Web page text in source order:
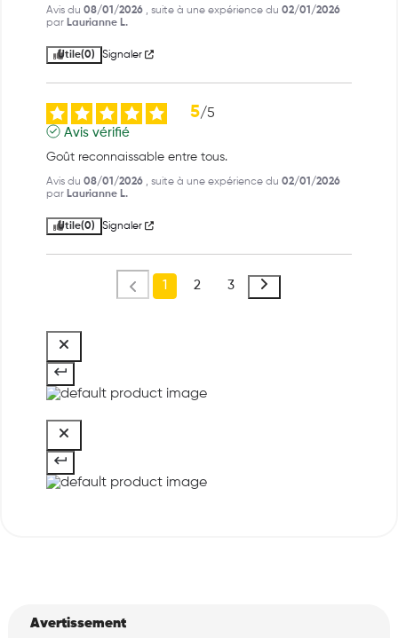
Avis du 08/01/2026 , suite à une expérience du 02/01/2026
par Laurianne L.
Utile(0) Signaler
5/5
Avis vérifié
Goût reconnaissable entre tous.
Avis du 08/01/2026 , suite à une expérience du 02/01/2026
par Laurianne L.
Utile(0) Signaler
1 2 3
Avertissement